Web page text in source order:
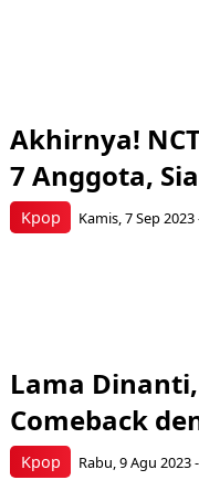
Kpop
Akhirnya!
7 Anggota,
Kamis, 7 Sep 2023
Kpop
Lama
Comeback
Rabu, 9 Agu 2023